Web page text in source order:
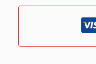
CALIFORNIA